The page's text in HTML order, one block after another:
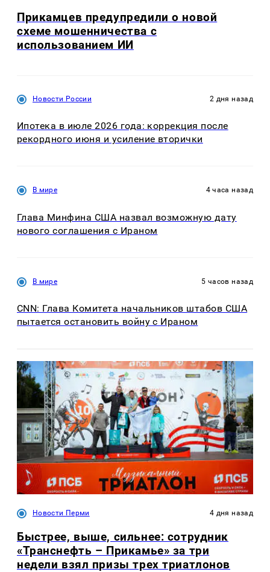
Прикамцев предупредили о новой
схеме мошенничества с
использованием ИИ
Новости России 2 дня назад
Ипотека в июле 2026 года: коррекция после
рекордного июня и усиление вторички
В мире 4 часа назад
Глава Минфина США назвал возможную дату
нового соглашения с Ираном
В мире 5 часов назад
CNN: Глава Комитета начальников штабов США
пытается остановить войну с Ираном
Новости Перми 4 дня назад
Быстрее, выше, сильнее: сотрудник
«Транснефть – Прикамье» за три
недели взял призы трех триатлонов